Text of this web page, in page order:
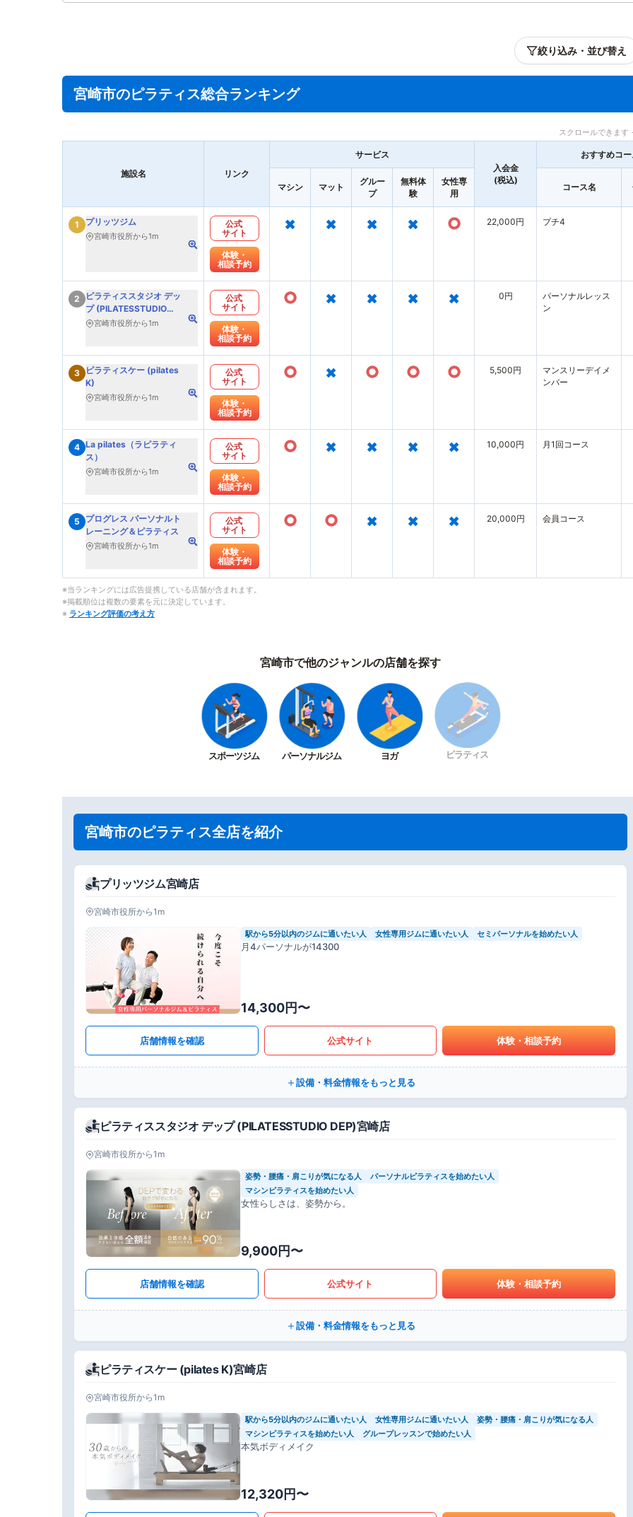
絞り込み・並び替え
宮崎市のピラティス総合ランキング
スクロールできま
施設名 リンク
サービス
入会金
(税込)
おすすめコ
マシン マット
グルー
プ
無料体
験
女性専
用
コース名
1 プリッツジム
宮崎市役所から1m
公式
サイト
体験・
相談予約
× × × × ○ 22,000円 プチ4
2
ピラティススタジオ デッ
プ (PILATESSTUDIO
DEP)
宮崎市役所から1m
公式
サイト
体験・
相談予約
○ × × × × 0円
パーソナルレッス
ン
3
ピラティスケー (pilates
K)
宮崎市役所から1m
公式
サイト
体験・
相談予約
○ × ○ ○ ○ 5,500円
マンスリーデイメ
ンバー
4 La pilates（ラピラティ
ス）
宮崎市役所から1m
公式
サイト
体験・
相談予約
○ × × × × 10,000円 月1回コース
5
プログレス パーソナルト
レーニング＆ピラティス
宮崎市役所から1m
公式
サイト
体験・
相談予約
○ ○ × × × 20,000円 会員コース
※当ランキングには広告提携している店舗が含まれます。
※掲載順位は複数の要素を元に決定しています。
※ ランキング評価の考え方
宮崎市で他のジャンルの店舗を探す
スポーツジム パーソナルジム ヨガ ピラティス
宮崎市のピラティス全店を紹介
プリッツジム宮崎店
宮崎市役所から1m
駅から5分以内のジムに通いたい人 女性専用ジムに通いたい人 セミパーソナルを始めたい人
月4パーソナルが14300
14,300円〜
店舗情報を確認 公式サイト 体験・相談予約
設備・料金情報をもっと見る
ピラティススタジオ デップ (PILATESSTUDIO DEP)宮崎店
宮崎市役所から1m
姿勢・腰痛・肩こりが気になる人
パーソナルピラティスを始めたい人
マシンピラティスを始めたい人
女性らしさは、姿勢から。
9,900円〜
店舗情報を確認 公式サイト 体験・相談予約
設備・料金情報をもっと見る
ピラティスケー (pilates K)宮崎店
宮崎市役所から1m
駅から5分以内のジムに通いたい人 女性専用ジムに通いたい人
姿勢・腰痛・肩こりが気になる人
マシンピラティスを始めたい人
グループレッスンで始めたい人
本気ボディメイク
12,320円〜